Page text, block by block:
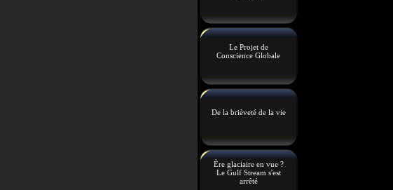
Le Projet de
Conscience Globale
De la brièveté de la vie
Ère glaciaire en vue ?
Le Gulf Stream s'est
arrêté